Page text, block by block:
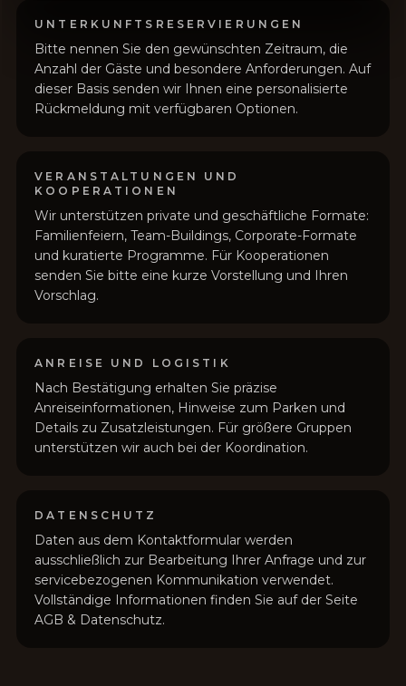
UNTERKUNFTSRESERVIERUNGEN
Bitte nennen Sie den gewünschten Zeitraum, die
Anzahl der Gäste und besondere Anforderungen. Auf
dieser Basis senden wir Ihnen eine personalisierte
Rückmeldung mit verfügbaren Optionen.
VERANSTALTUNGEN UND
KOOPERATIONEN
Wir unterstützen private und geschäftliche Formate:
Familienfeiern, Team-Buildings, Corporate-Formate
und kuratierte Programme. Für Kooperationen
senden Sie bitte eine kurze Vorstellung und Ihren
Vorschlag.
ANREISE UND LOGISTIK
Nach Bestätigung erhalten Sie präzise
Anreiseinformationen, Hinweise zum Parken und
Details zu Zusatzleistungen. Für größere Gruppen
unterstützen wir auch bei der Koordination.
DATENSCHUTZ
Daten aus dem Kontaktformular werden
ausschließlich zur Bearbeitung Ihrer Anfrage und zur
servicebezogenen Kommunikation verwendet.
Vollständige Informationen finden Sie auf der Seite
AGB & Datenschutz.